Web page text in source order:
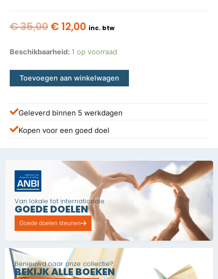
€35,00 Oorspronkelijke
was:
€ 12,00 Huidige
is:
inc. btw
Beschikbaarheid: 1 op voorraad
Toevoegen aan winkelwagen
Geleverd binnen 5 werkdagen
Kopen voor een goed doel
Van lokale tot internationale
GOEDE DOELEN
Goede doelen steunen
Benieuwd naar onze collectie?
BEKIJK ALLE BOEKEN